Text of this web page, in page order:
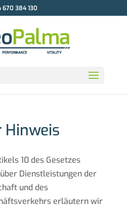
670 384 130
Hinweis
10 des Gesetzes
Dienstleistungen der
und des
erläutern wir